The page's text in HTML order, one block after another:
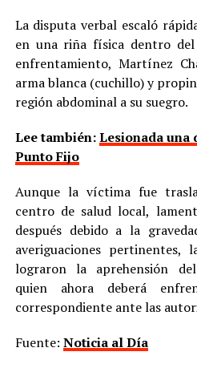
La disputa verbal escaló
en una riña física dentro
enfrentamiento, Martínez
arma blanca (cuchillo) y
región abdominal a su suegro.
Lee también:Lesionada una
Punto Fijo
Aunque la víctima fue
centro de salud local,
después debido a la
averiguaciones pertinentes,
lograron la aprehensión
quien ahora deberá
correspondiente ante las
Fuente: Noticia al Día